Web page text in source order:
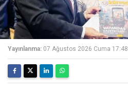
Yayınlanma: 07 Ağustos 2026 Cuma 17:48